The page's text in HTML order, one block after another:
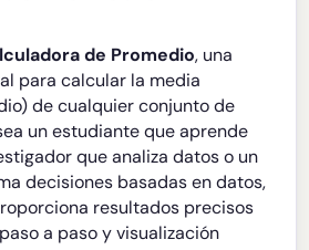
de Promedio, una
para calcular la media
de cualquier conjunto de
un estudiante que aprende
que analiza datos o un
decisiones basadas en datos,
resultados precisos
a paso y visualización